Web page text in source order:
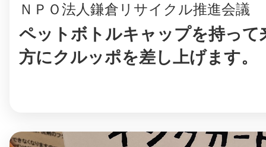
ＮＰＯ法人鎌倉リサイクル推進会議
ペットボトルキャップを持って
方にクルッポを差し上げます。
お問い合わせ
プライバシーポ